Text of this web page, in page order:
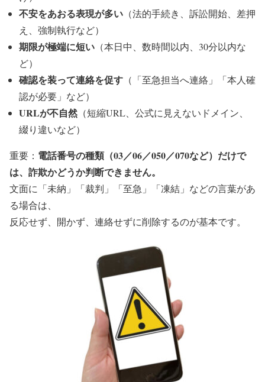
不安をあおる表現が多い （法的手続き、訴訟開始、差押
え、強制執行など）
期限が極端に短い （本日中、数時間以内、30分以内な
ど）
確認を装って連絡を促す （「至急担当へ連絡」「本人確
認が必要」など）
URLが不自然 （短縮URL、公式に見えないドメイン、
綴り違いなど）
重要： 電話番号の種類（03／06／050／070など）だけで
は、詐欺かどうか判断できません。
文面に「未納」「裁判」「至急」「凍結」などの言葉があ
る場合は、
反応せず、開かず、連絡せずに削除するのが基本です。